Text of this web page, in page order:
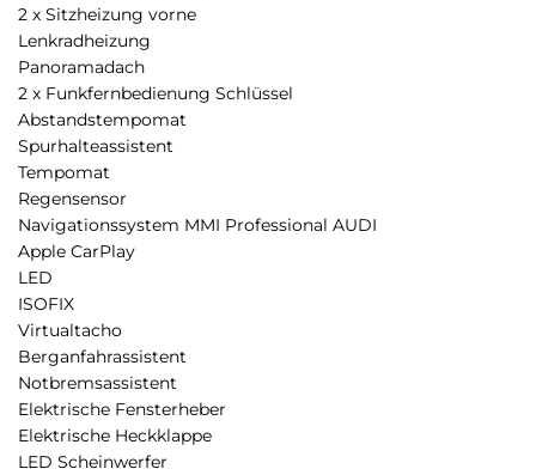
2 x Sitzheizung vorne
Lenkradheizung
Panoramadach
2 x Funkfernbedienung Schlüssel
Abstandstempomat
Spurhalteassistent
Tempomat
Regensensor
Navigationssystem MMI Professional AUDI
Apple CarPlay
LED
ISOFIX
Virtualtacho
Berganfahrassistent
Notbremsassistent
Elektrische Fensterheber
Elektrische Heckklappe
LED Scheinwerfer